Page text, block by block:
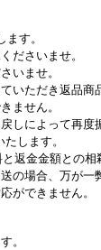
す。
いませ。
せ。
品商品と同
ん。
て再度振込
ます。
相殺とな
万が一弊
ができません。